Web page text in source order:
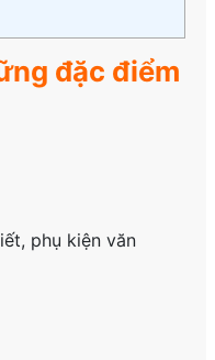
đặc điểm
phụ kiện văn